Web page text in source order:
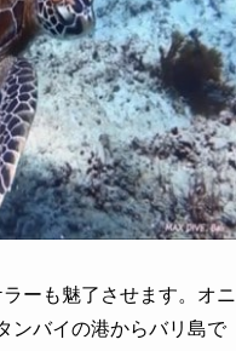
ーも魅了させます。オニ
ンバイの港からバリ島で